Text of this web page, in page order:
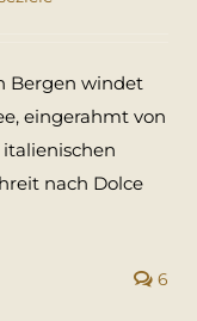
Bergen windet
eingerahmt von
nach Dolce
6